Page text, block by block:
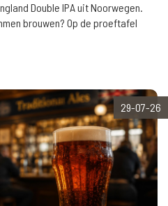
Double IPA uit Noorwegen.
brouwen? Op de proeftafel
29-07-26